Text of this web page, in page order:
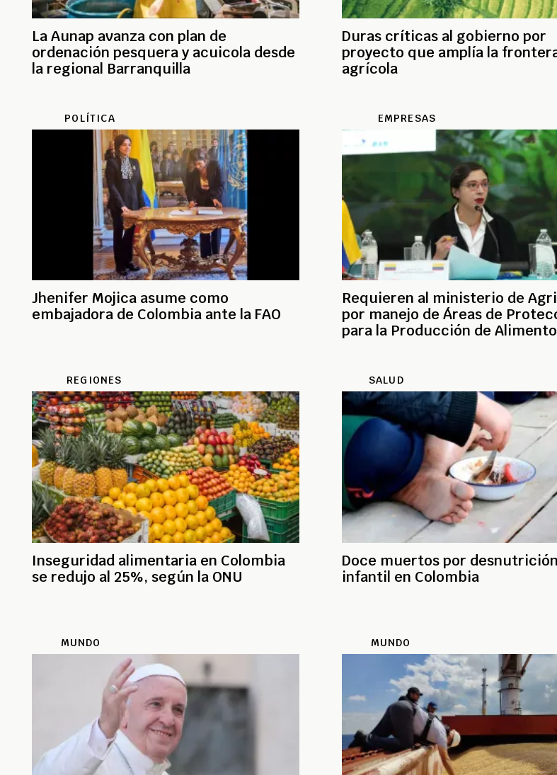
La Aunap avanza con plan de
ordenación pesquera y acuicola desde
la regional Barranquilla
Duras críticas al gobierno por
proyecto que amplía la
agrícola
POLÍTICA
Jhenifer Mojica asume como
embajadora de Colombia ante la FAO
EMPRESAS
Requieren al ministerio de
por manejo de Áreas de
para la Producción de
REGIONES
Inseguridad alimentaria en Colombia
se redujo al 25%, según la ONU
SALUD
Doce muertos por desnutrición
infantil en Colombia
MUNDO MUNDO